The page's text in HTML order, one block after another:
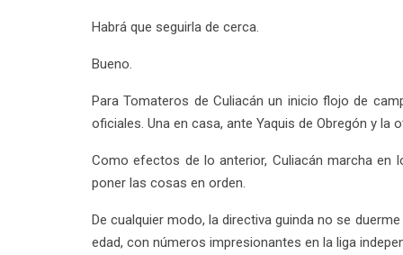
Habrá que seguirla de cerca.
Bueno.
Para Tomateros de Culiacán un inicio flojo de
oficiales. Una en casa, ante Yaquis de Obregón y
Como efectos de lo anterior, Culiacán marcha en
poner las cosas en orden.
De cualquier modo, la directiva guinda no se
edad, con números impresionantes en la liga